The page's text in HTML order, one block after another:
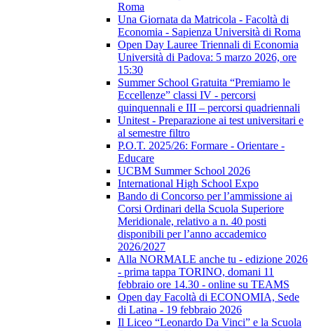
Roma
Una Giornata da Matricola - Facoltà di
Economia - Sapienza Università di Roma
Open Day Lauree Triennali di Economia
Università di Padova: 5 marzo 2026, ore
15:30
Summer School Gratuita “Premiamo le
Eccellenze” classi IV - percorsi
quinquennali e III – percorsi quadriennali
Unitest - Preparazione ai test universitari e
al semestre filtro
P.O.T. 2025/26: Formare - Orientare -
Educare
UCBM Summer School 2026
International High School Expo
Bando di Concorso per l’ammissione ai
Corsi Ordinari della Scuola Superiore
Meridionale, relativo a n. 40 posti
disponibili per l’anno accademico
2026/2027
Alla NORMALE anche tu - edizione 2026
- prima tappa TORINO, domani 11
febbraio ore 14.30 - online su TEAMS
Open day Facoltà di ECONOMIA, Sede
di Latina - 19 febbraio 2026
Il Liceo “Leonardo Da Vinci” e la Scuola